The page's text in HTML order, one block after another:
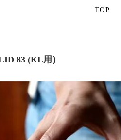
TOP
83 (KL用）